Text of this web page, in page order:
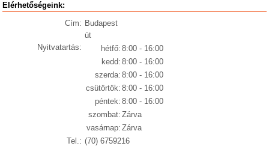
Elérhetőségeink:
Cím: Budapest
út
Nyitvatartás:
hétfő: 8:00 - 16:00
kedd: 8:00 - 16:00
szerda: 8:00 - 16:00
csütörtök: 8:00 - 16:00
péntek: 8:00 - 16:00
szombat: Zárva
vasárnap: Zárva
Tel.: (70) 6759216